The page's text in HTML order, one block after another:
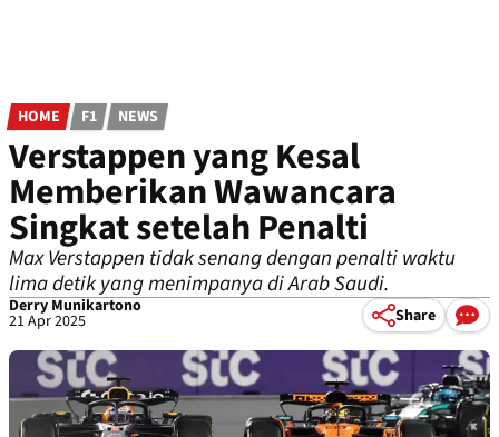
HOME F1 NEWS
Verstappen yang Kesal
Memberikan Wawancara
Singkat setelah Penalti
Max Verstappen tidak senang dengan penalti waktu
lima detik yang menimpanya di Arab Saudi.
Derry Munikartono
21 Apr 2025 Share